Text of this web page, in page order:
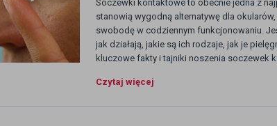
Soczewki kontaktowe to obecnie jedna z
stanowią wygodną alternatywę dla
swobodę w codziennym funkcjonowaniu.
jak działają, jakie są ich rodzaje, jak je
kluczowe fakty i tajniki noszenia soczewek
Czytaj więcej